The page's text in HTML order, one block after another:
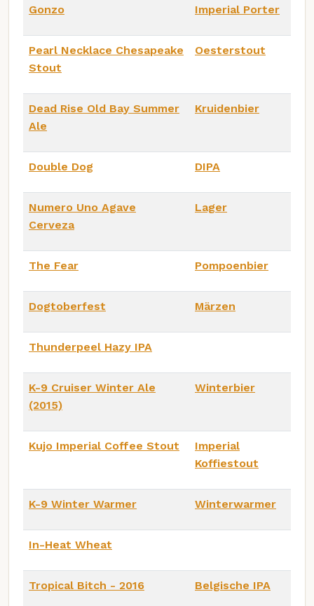
Gonzo Imperial Porter
Pearl Necklace Chesapeake
Stout
Oesterstout
Dead Rise Old Bay Summer
Ale
Kruidenbier
Double Dog DIPA
Numero Uno Agave
Cerveza
Lager
The Fear Pompoenbier
Dogtoberfest Märzen
Thunderpeel Hazy IPA
K-9 Cruiser Winter Ale
(2015)
Winterbier
Kujo Imperial Coffee Stout
Imperial
Koffiestout
K-9 Winter Warmer Winterwarmer
In-Heat Wheat
Tropical Bitch - 2016 Belgische IPA